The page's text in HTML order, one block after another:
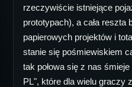
rzeczywiście istniejące
prototypach), a cała reszta
papierowych projektów i
stanie się pośmiewiskiem
tak połowa się z nas
PL", które dla wielu graczy